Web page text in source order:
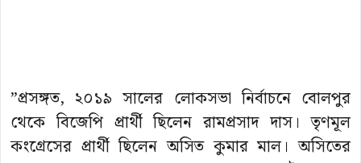
”প্রসঙ্গত, ২০১৯ সালের লোকসভা নির্বাচনে বোলপুর
থেকে বিজেপি প্রার্থী ছিলেন রামপ্রসাদ দাস। তৃণমূল
কংগ্রেসের প্রার্থী ছিলেন অসিত কুমার মাল। অসিতের